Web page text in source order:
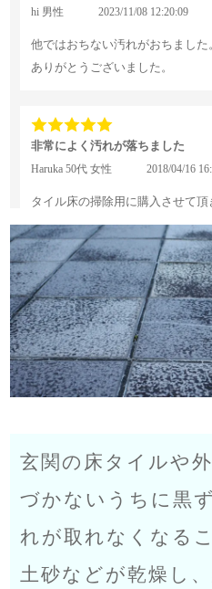
hi 男性
2023/11/08 12:20:09
他ではおちない汚れがおちまし
ありがとうございました。
非常によく汚れが落ちました
Haruka 50代 女性
2018/04/16
タイル床の掃除用に購入させて頂
最初にモップで水で濡らしてそ
かけて５分置いてからデッキブ
が落ち、驚きました。
非常に便利で助かります。
追加購入させて頂きます。
ご満足いただけたとのことでうれし
2018/04/16 17:01:34
とれましたー
玄関の床タイルや
づかないうちに黒
れが取れなくなる
土砂などが乾燥し